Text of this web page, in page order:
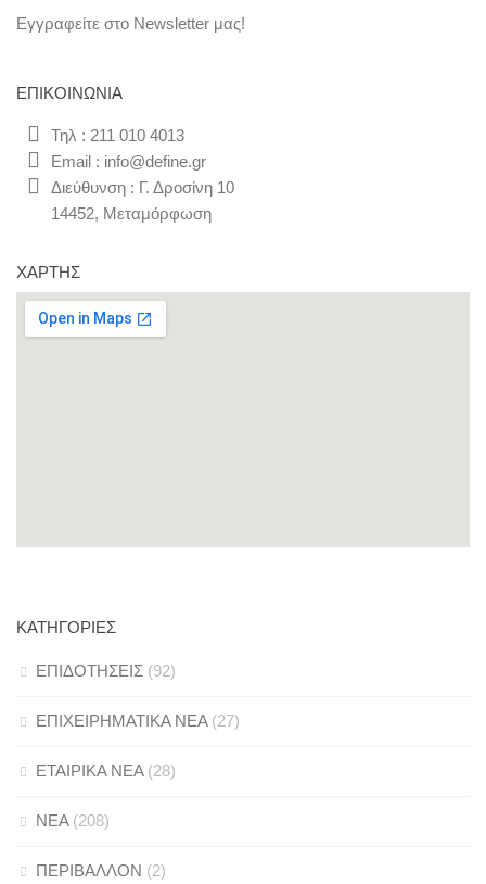
Εγγραφείτε στο Newsletter μας!
ΕΠΙΚΟΙΝΩΝΊΑ
Τηλ : 211 010 4013
Email : info@define.gr
Διεύθυνση : Γ. Δροσίνη 10
14452, Μεταμόρφωση
ΧΆΡΤΗΣ
ΚΑΤΗΓΟΡΊΕΣ
ΕΠΙΔΟΤΗΣΕΙΣ (92)
ΕΠΙΧΕΙΡΗΜΑΤΙΚΑ ΝΕΑ(27)
ΕΤΑΙΡΙΚΑ ΝΕΑ(28)
ΝΕΑ(208)
ΠΕΡΙΒΑΛΛΟΝ (2)